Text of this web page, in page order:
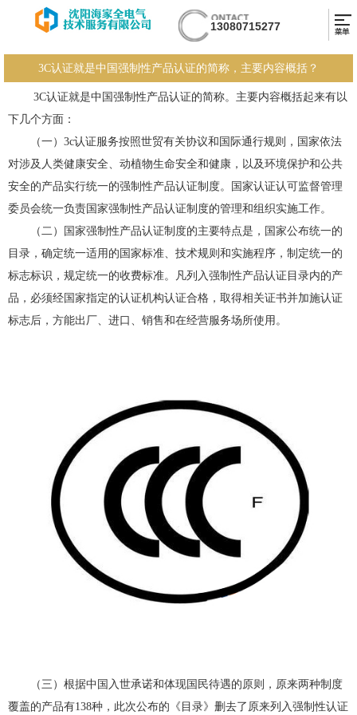
13080715277
3C认证就是中国强制性产品认证的简称，主要内容概括？
3C认证就是中国强制性产品认证的简称。主要内容概括起来有以
下几个方面：
（一）3c认证服务按照世贸有关协议和国际通行规则，国家依法
对涉及人类健康安全、动植物生命安全和健康，以及环境保护和公共
安全的产品实行统一的强制性产品认证制度。国家认证认可监督管理
委员会统一负责国家强制性产品认证制度的管理和组织实施工作。
（二）国家强制性产品认证制度的主要特点是，国家公布统一的
目录，确定统一适用的国家标准、技术规则和实施程序，制定统一的
标志标识，规定统一的收费标准。凡列入强制性产品认证目录内的产
品，必须经国家指定的认证机构认证合格，取得相关证书并加施认证
标志后，方能出厂、进口、销售和在经营服务场所使用。
（三）根据中国入世承诺和体现国民待遇的原则，原来两种制度
覆盖的产品有138种，此次公布的《目录》删去了原来列入强制性认证